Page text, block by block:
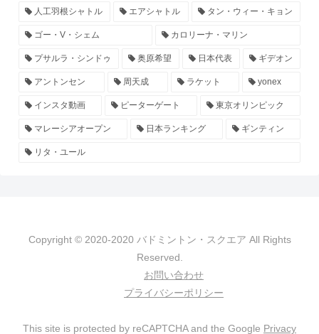
人工羽根シャトル エアシャトル タン・ウィー・キョン
ゴー・V・シェム カロリーナ・マリン
プサルラ・シンドゥ 奥原希望 日本代表 ギデオン
アントンセン 周天成 ラケット yonex
インスタ動画 ピーターゲート 東京オリンピック
マレーシアオープン 日本ランキング ギンティン
リタ・ユール
Copyright © 2020-2020 バドミントン・スクエア All Rights
Reserved.
お問い合わせ
プライバシーポリシー
This site is protected by reCAPTCHA and the Google Privacy